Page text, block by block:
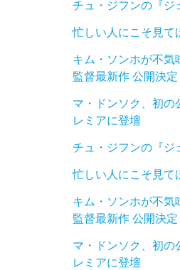
チュ・ジフンの『
忙しい人にこそ見て
キム・ソンホが不気
監督最新作 公開決定
マ・ドンソク、初の
レミアに登壇
チュ・ジフンの『
忙しい人にこそ見て
キム・ソンホが不気
監督最新作 公開決定
マ・ドンソク、初の
レミアに登壇